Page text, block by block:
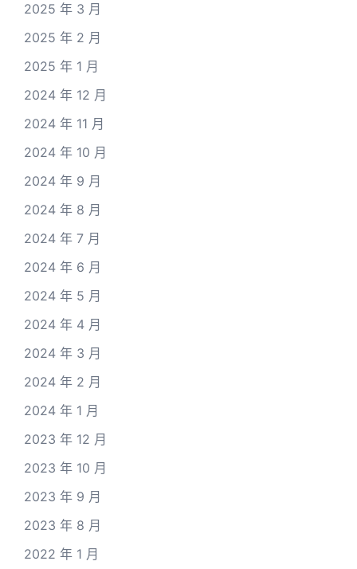
2025 年 3 月
2025 年 2 月
2025 年 1 月
2024 年 12 月
2024 年 11 月
2024 年 10 月
2024 年 9 月
2024 年 8 月
2024 年 7 月
2024 年 6 月
2024 年 5 月
2024 年 4 月
2024 年 3 月
2024 年 2 月
2024 年 1 月
2023 年 12 月
2023 年 10 月
2023 年 9 月
2023 年 8 月
2022 年 1 月